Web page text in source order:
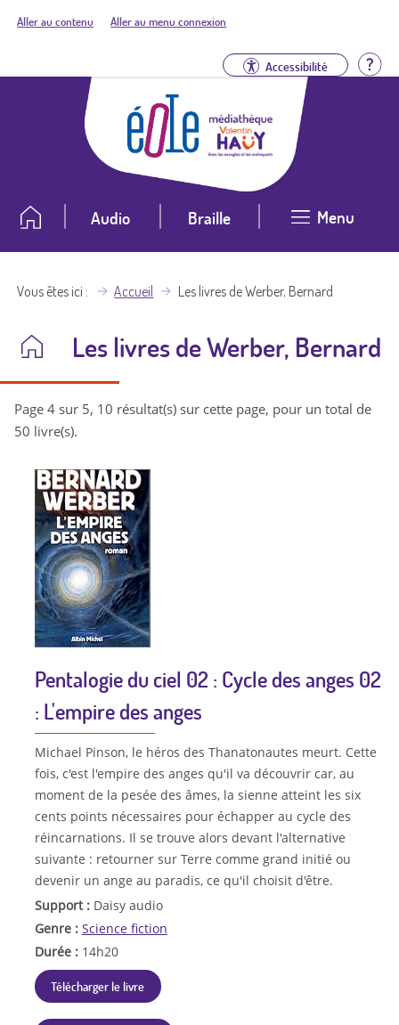
Aller au contenu Aller au menu connexion
Accessibilité
Audio Braille Menu
Vous êtes ici Accueil Les livres de Werber, Bernard
Les livres de Werber, Bernard
Page 4 sur 5, 10 résultat(s) sur cette page, pour un total de
50 livre(s).
Pentalogie du ciel 02 : Cycle des anges 02
: L'empire des anges
Michael Pinson, le héros des Thanatonautes meurt. Cette
fois, c'est l'empire des anges qu'il va découvrir car, au
moment de la pesée des âmes, la sienne atteint les six
cents points nécessaires pour échapper au cycle des
réincarnations. Il se trouve alors devant l'alternative
suivante : retourner sur Terre comme grand initié ou
devenir un ange au paradis, ce qu'il choisit d'être.
Support : Daisy audio
Genre : Science fiction
Durée : 14h20
Télécharger le livre